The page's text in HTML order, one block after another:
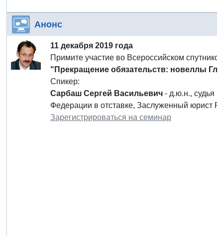
Анонс
11 декабря 2019 года
Примите участие во Всероссийском
"Прекращение обязательств: новеллы
Спикер:
Сарбаш Сергей Васильевич - д.ю.н., судья
Федерации в отставке, Заслуженный юрист
Зарегистрироваться на семинар